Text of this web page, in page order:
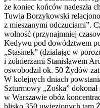
że koniec końców nadeszła
Tuwia Borzykowski
z mieszanymi odczuciami”.
wolność (przynajmniej
Kedywu pod dowództwem
„Stasinek” (działając w
i żołnierzami Stanisławem
oswobodził ok. 50 Żydów
W kolejnych dniach
Szturmowy „Zośka”
w Warszawie obóz
blisko 350 uwięzionych tam